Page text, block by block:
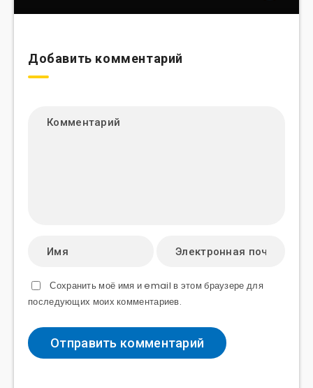
Добавить комментарий
Сохранить моё имя и email в этом браузере для
последующих моих комментариев.